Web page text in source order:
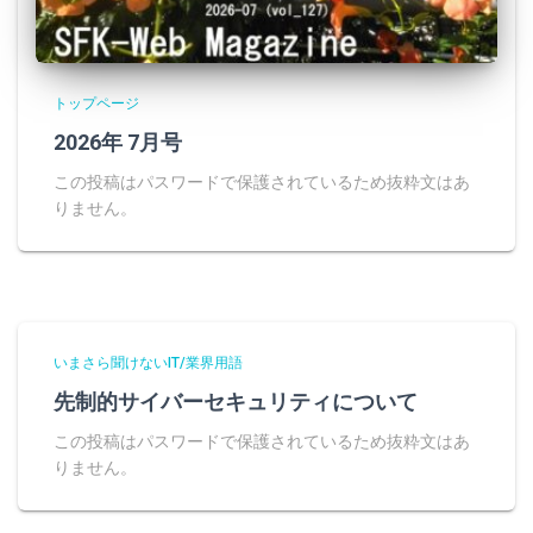
トップページ
2026年 7月号
この投稿はパスワードで保護されているため抜粋文はあ
りません。
いまさら聞けないIT/業界用語
先制的サイバーセキュリティについて
この投稿はパスワードで保護されているため抜粋文はあ
りません。